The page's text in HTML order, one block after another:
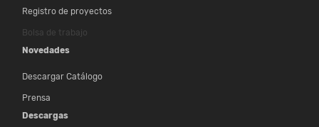
Registro de proyectos
Bolsa de trabajo
Novedades
Descargar Catálogo
Prensa
Descargas